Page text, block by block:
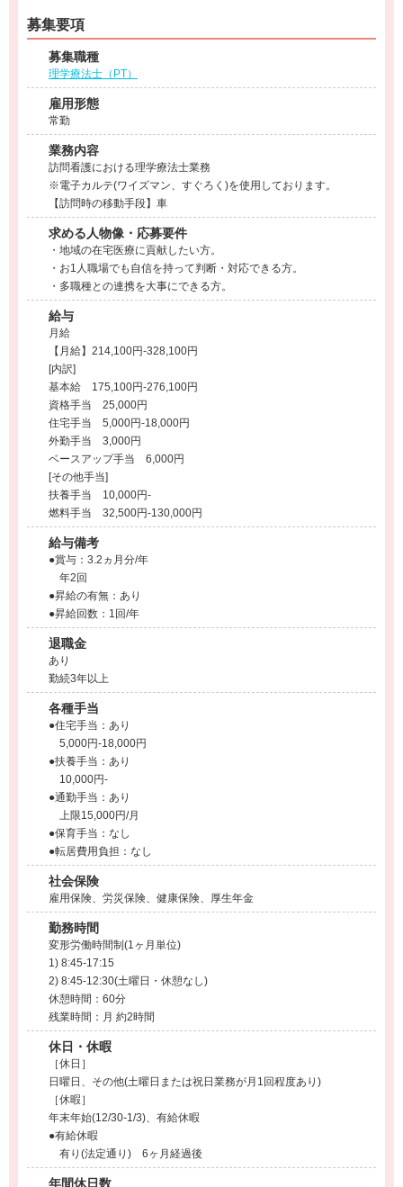
募集要項
募集職種
理学療法士（PT）
雇用形態
常勤
業務内容
訪問看護における理学療法士業務
※電子カルテ(ワイズマン、すぐろく)を使用しております。
【訪問時の移動手段】車
求める人物像・応募要件
・地域の在宅医療に貢献したい方。
・お1人職場でも自信を持って判断・対応できる方。
・多職種との連携を大事にできる方。
給与
月給
【月給】214,100円-328,100円
[内訳]
基本給 175,100円-276,100円
資格手当 25,000円
住宅手当 5,000円-18,000円
外勤手当 3,000円
ベースアップ手当 6,000円
[その他手当]
扶養手当 10,000円-
燃料手当 32,500円-130,000円
給与備考
●賞与：3.2ヵ月分/年
年2回
●昇給の有無：あり
●昇給回数：1回/年
退職金
あり
勤続3年以上
各種手当
●住宅手当：あり
5,000円-18,000円
●扶養手当：あり
10,000円-
●通勤手当：あり
上限15,000円/月
●保育手当：なし
●転居費用負担：なし
社会保険
雇用保険、労災保険、健康保険、厚生年金
勤務時間
変形労働時間制(1ヶ月単位)
1) 8:45-17:15
2) 8:45-12:30(土曜日・休憩なし)
休憩時間：60分
残業時間：月 約2時間
休日・休暇
［休日］
日曜日、その他(土曜日または祝日業務が月1回程度あり)
［休暇］
年末年始(12/30-1/3)、有給休暇
●有給休暇
有り(法定通り) 6ヶ月経過後
年間休日数